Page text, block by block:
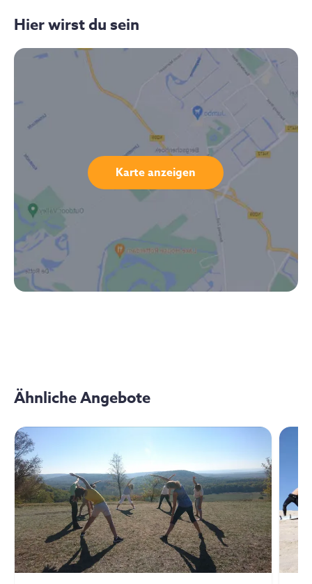
Hier wirst du sein
Karte anzeigen
Ähnliche Angebote